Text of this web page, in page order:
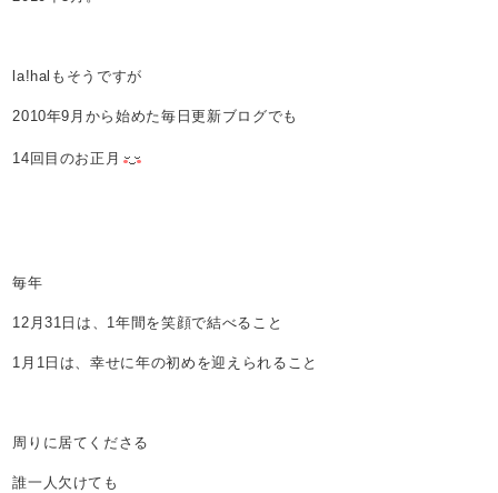
la!halもそうですが
2010年9月から始めた毎日更新ブログでも
14回目のお正月
毎年
12月31日は、1年間を笑顔で結べること
1月1日は、幸せに年の初めを迎えられること
周りに居てくださる
誰一人欠けても